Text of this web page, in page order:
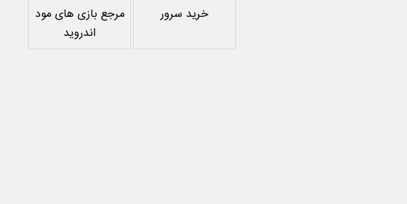
خرید سرور
مرجع بازی های مود
اندروید